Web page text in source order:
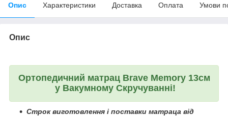
Опис Характеристики Доставка Оплата Умови
Опис
Ортопедичний матрац Brave Memory 13см
у Вакумному Скручуванні!
Строк виготовлення і поставки матраца від